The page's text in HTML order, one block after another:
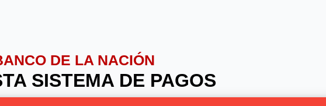
DE LA NACIÓN
SISTEMA DE PAGOS